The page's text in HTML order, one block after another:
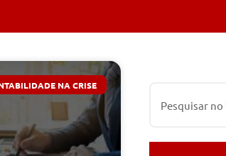
NA CRISE